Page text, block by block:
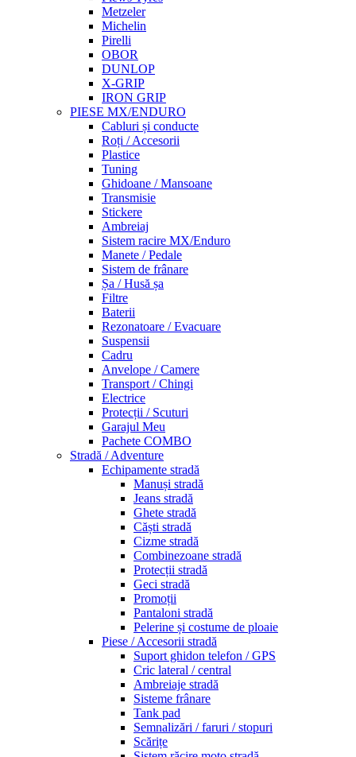
Metzeler
Michelin
Pirelli
OBOR
DUNLOP
X-GRIP
IRON GRIP
PIESE MX/ENDURO
Cabluri și conducte
Roți / Accesorii
Plastice
Tuning
Ghidoane / Mansoane
Transmisie
Stickere
Ambreiaj
Sistem racire MX/Enduro
Manete / Pedale
Sistem de frânare
Șa / Husă șa
Filtre
Baterii
Rezonatoare / Evacuare
Suspensii
Cadru
Anvelope / Camere
Transport / Chingi
Electrice
Protecții / Scuturi
Garajul Meu
Pachete COMBO
Stradă / Adventure
Echipamente stradă
Manuși stradă
Jeans stradă
Ghete stradă
Căști stradă
Cizme stradă
Combinezoane stradă
Protecții stradă
Geci stradă
Promoții
Pantaloni stradă
Pelerine și costume de ploaie
Piese / Accesorii stradă
Suport ghidon telefon / GPS
Cric lateral / central
Ambreiaje stradă
Sisteme frânare
Tank pad
Semnalizări / faruri / stopuri
Scărițe